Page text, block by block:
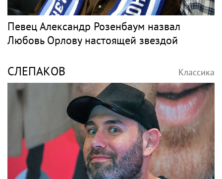
Певец Александр Розенбаум назвал
Любовь Орлову настоящей звездой
СЛЕПАКОВ Классика